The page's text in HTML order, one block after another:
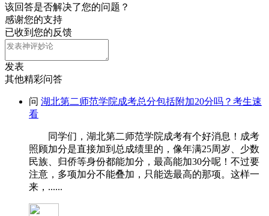
该回答是否解决了您的问题？
感谢您的支持
已收到您的反馈
发表
其他精彩问答
问 湖北第二师范学院成考总分包括附加20分吗？考生速
看
同学们，湖北第二师范学院成考有个好消息！成考
照顾加分是直接加到总成绩里的，像年满25周岁、少数
民族、归侨等身份都能加分，最高能加30分呢！不过要
注意，多项加分不能叠加，只能选最高的那项。这样一
来，......